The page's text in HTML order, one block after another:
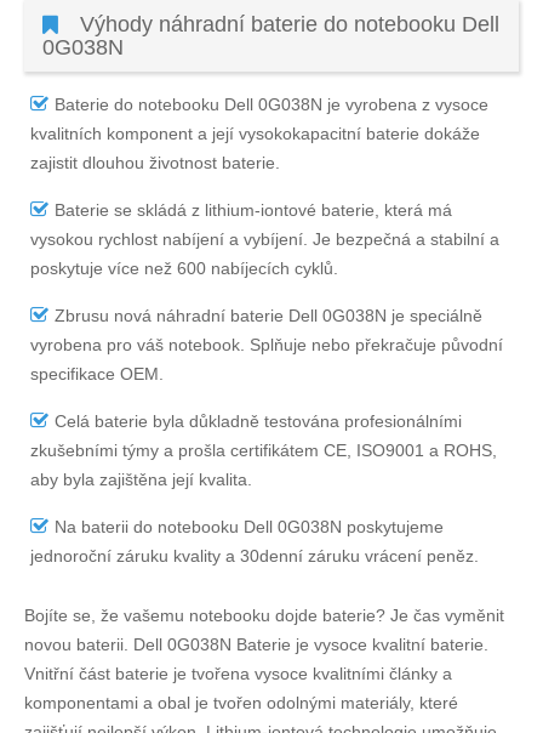
Výhody náhradní baterie do notebooku Dell
0G038N
Baterie do notebooku Dell 0G038N je vyrobena z vysoce
kvalitních komponent a její vysokokapacitní baterie dokáže
zajistit dlouhou životnost baterie.
Baterie se skládá z lithium-iontové baterie, která má
vysokou rychlost nabíjení a vybíjení. Je bezpečná a stabilní a
poskytuje více než 600 nabíjecích cyklů.
Zbrusu nová náhradní baterie Dell 0G038N je speciálně
vyrobena pro váš notebook. Splňuje nebo překračuje původní
specifikace OEM.
Celá baterie byla důkladně testována profesionálními
zkušebními týmy a prošla certifikátem CE, ISO9001 a ROHS,
aby byla zajištěna její kvalita.
Na baterii do notebooku Dell 0G038N poskytujeme
jednoroční záruku kvality a 30denní záruku vrácení peněz.
Bojíte se, že vašemu notebooku dojde baterie? Je čas vyměnit
novou baterii. Dell 0G038N Baterie je vysoce kvalitní baterie.
Vnitřní část baterie je tvořena vysoce kvalitními články a
komponentami a obal je tvořen odolnými materiály, které